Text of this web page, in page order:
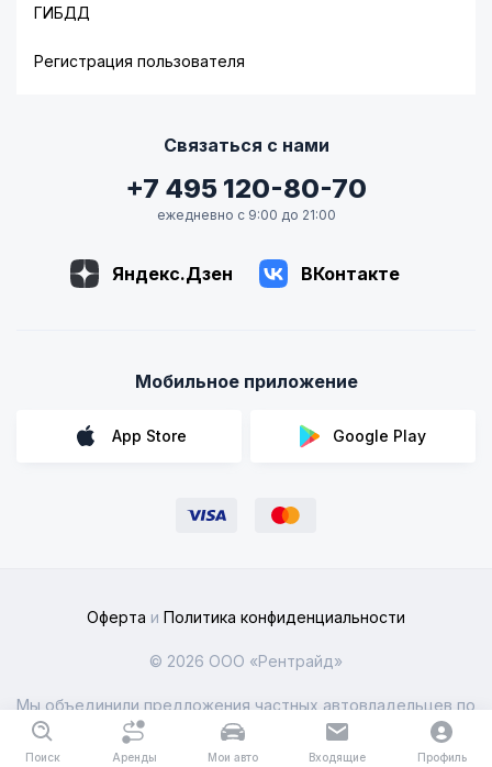
ГИБДД
Регистрация пользователя
Связаться с нами
+7 495 120-80-70
ежедневно с 9:00 до 21:00
Яндекс.Дзен ВКонтакте
Мобильное приложение
App Store Google Play
Оферта и Политика конфиденциальности
© 2026 ООО «Рентрайд»
Мы объединили предложения частных автовладельцев по
всей России
Поиск Аренды Мои авто Входящие Профиль